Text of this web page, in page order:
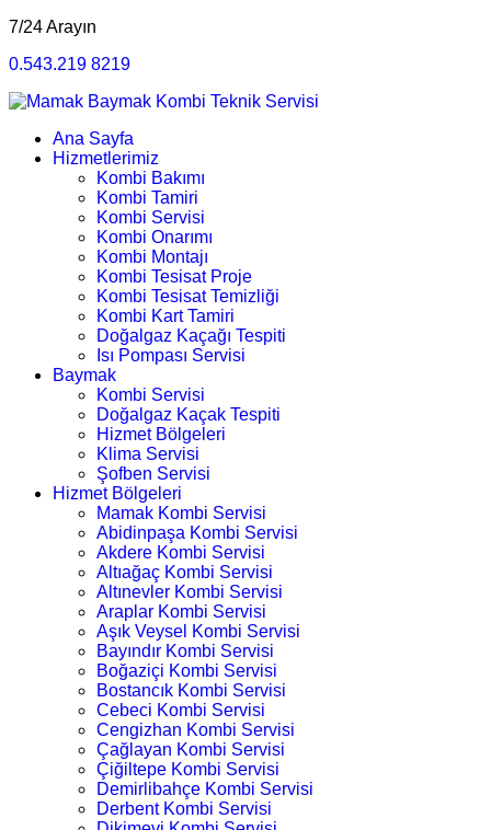
7/24 Arayın
0.543.219 8219
Ana Sayfa
Hizmetlerimiz
Kombi Bakımı
Kombi Tamiri
Kombi Servisi
Kombi Onarımı
Kombi Montajı
Kombi Tesisat Proje
Kombi Tesisat Temizliği
Kombi Kart Tamiri
Doğalgaz Kaçağı Tespiti
Isı Pompası Servisi
Baymak
Kombi Servisi
Doğalgaz Kaçak Tespiti
Hizmet Bölgeleri
Klima Servisi
Şofben Servisi
Hizmet Bölgeleri
Mamak Kombi Servisi
Abidinpaşa Kombi Servisi
Akdere Kombi Servisi
Altıağaç Kombi Servisi
Altınevler Kombi Servisi
Araplar Kombi Servisi
Aşık Veysel Kombi Servisi
Bayındır Kombi Servisi
Boğaziçi Kombi Servisi
Bostancık Kombi Servisi
Cebeci Kombi Servisi
Cengizhan Kombi Servisi
Çağlayan Kombi Servisi
Çiğiltepe Kombi Servisi
Demirlibahçe Kombi Servisi
Derbent Kombi Servisi